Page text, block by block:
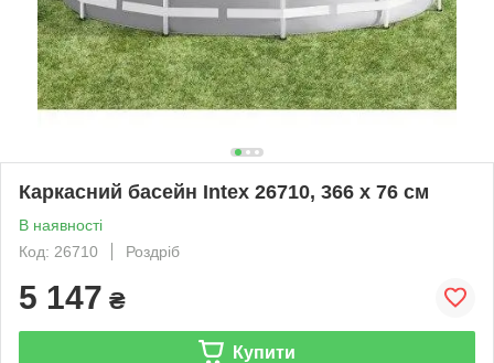
Каркасний басейн Intex 26710, 366 х 76 см
В наявності
Код: 26710
Роздріб
5 147 ₴
Купити